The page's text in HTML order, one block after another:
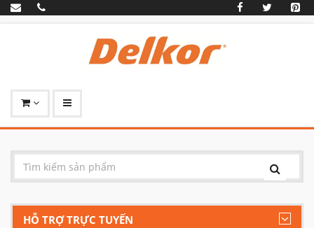
HỖ TRỢ TRỰC TUYẾN